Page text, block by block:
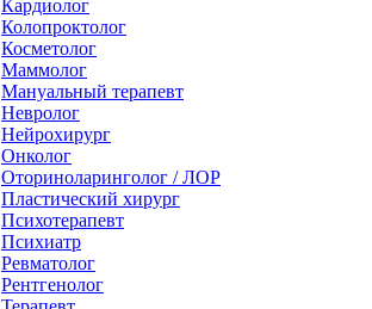
Кардиолог
Колопроктолог
Косметолог
Маммолог
Мануальный терапевт
Невролог
Нейрохирург
Онколог
Оториноларинголог / ЛОР
Пластический хирург
Психотерапевт
Психиатр
Ревматолог
Рентгенолог